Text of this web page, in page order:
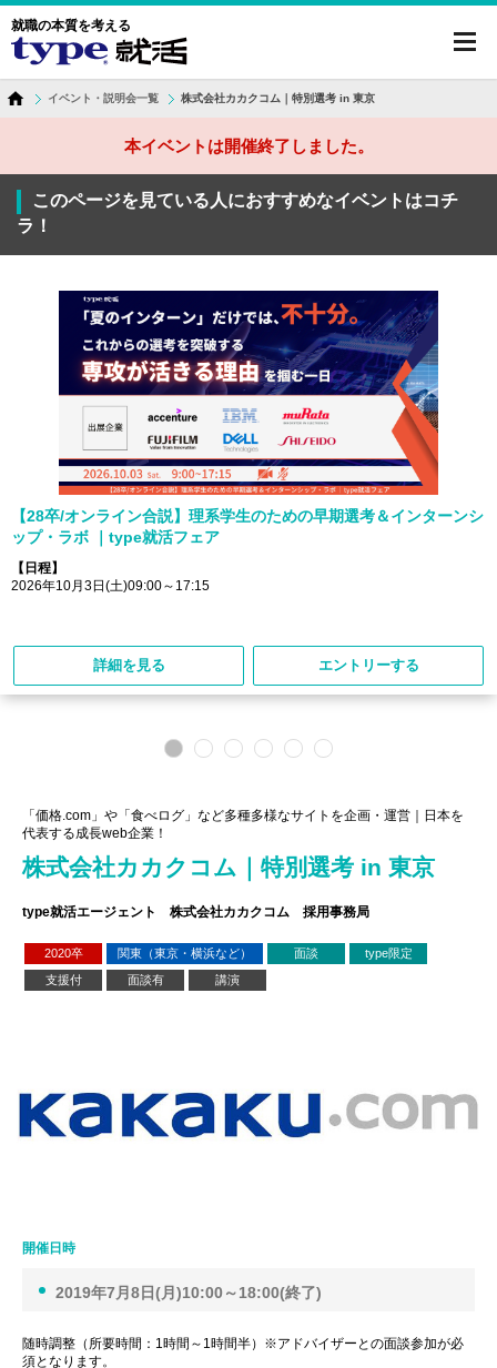
就職の本質を考える
イベント・説明会一覧 株式会社カカクコム｜特別選考 in 東京
本イベントは開催終了しました。
このページを見ている人におすすめなイベントはコチ
ラ！
【28卒/オンライン合説】理系学生のための早期選考＆インターンシ
ップ・ラボ ｜type就活フェア
【日程】
2026年10月3日(土)09:00～17:15
詳細を見る エントリーする
「価格.com」や「食べログ」など多種多様なサイトを企画・運営｜日本を
代表する成長web企業！
株式会社カカクコム｜特別選考 in 東京
type就活エージェント 株式会社カカクコム 採用事務局
2020卒 関東（東京・横浜など） 面談
type限定
支援付
面談有 講演
開催日時
2019年7月8日(月)10:00～18:00(終了)
随時調整（所要時間：1時間～1時間半）※アドバイザーとの面談参加が必
須となります。